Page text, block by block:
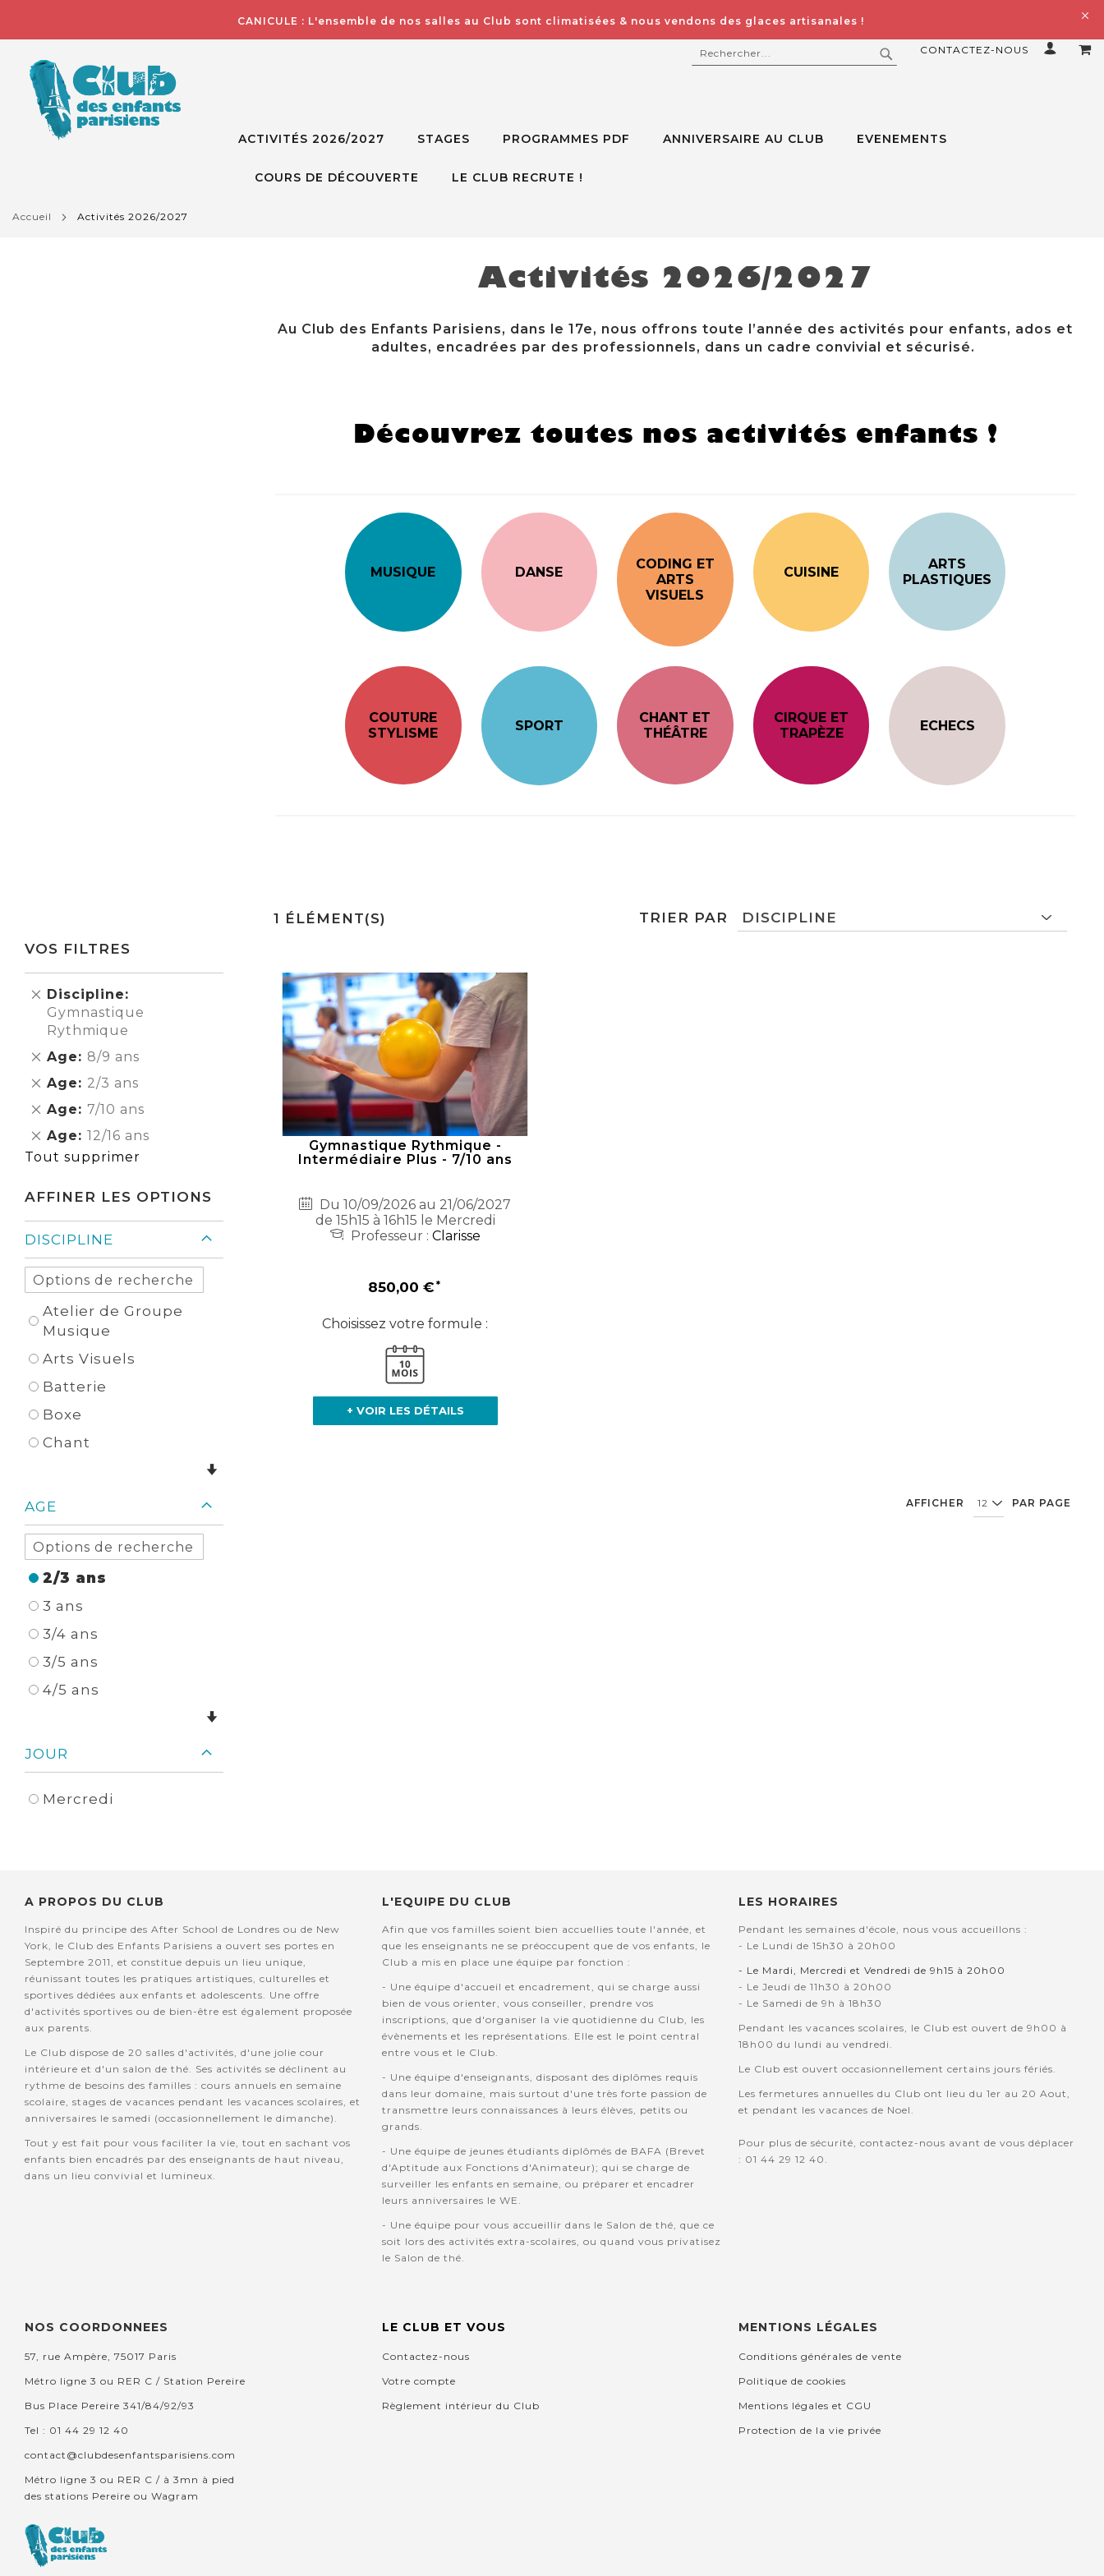
CANICULE : L'ensemble de nos salles au Club sont climatisées & nous vendons des glaces artisanales !
CONTACTEZ-NOUS
RECHERCHER
ACTIVITÉS 2026/2027 STAGES PROGRAMMES PDF ANNIVERSAIRE AU CLUB EVENEMENTS
COURS DE DÉCOUVERTE LE CLUB RECRUTE !
accueil activités 2026/2027
Activités 2026/2027
Au Club des Enfants Parisiens, dans le 17e, nous offrons toute l’année des activités pour enfants, ados et
adultes, encadrées par des professionnels, dans un cadre convivial et sécurisé.
Découvrez toutes nos activités enfants !
MUSIQUE DANSE
CODING ET
ARTS
VISUELS
CUISINE
ARTS
PLASTIQUES
COUTURE
STYLISME
SPORT
CHANT ET
THÉÂTRE
CIRQUE ET
TRAPÈZE
ECHECS
1 ÉLÉMENT(S) TRIER PAR
Gymnastique Rythmique -
Intermédiaire Plus - 7/10 ans
Du 10/09/2026 au 21/06/2027
de 15h15 à 16h15 le Mercredi
Professeur : Clarisse
850,00 €
Choisissez votre formule :
+ VOIR LES DÉTAILS
AFFICHER PAR PAGE
VOS FILTRES
Discipline
Gymnastique
Rythmique
Supprimer
cet
Élément
Age
8/9 ans
Supprimer
Élément
Age 2/3 ans
Supprimer
Élément
Age 7/10 ans
Supprimer
Élément
Age 12/16 ans
Supprimer
cet
Tout supprimer
AFFINER LES OPTIONS
DISCIPLINE
Atelier de Groupe
Musique
Arts Visuels
Batterie
Boxe
Chant
AGE
2/3 ans
3 ans
3/4 ans
3/5 ans
4/5 ans
JOUR
Mercredi
A PROPOS DU CLUB
Inspiré du principe des After School de Londres ou de New
York, le Club des Enfants Parisiens a ouvert ses portes en
Septembre 2011, et constitue depuis un lieu unique,
réunissant toutes les pratiques artistiques, culturelles et
sportives dédiées aux enfants et adolescents. Une offre
d'activités sportives ou de bien-être est également proposée
aux parents.
Le Club dispose de 20 salles d'activités, d'une jolie cour
intérieure et d'un salon de thé. Ses activités se déclinent au
rythme de besoins des familles : cours annuels en semaine
scolaire, stages de vacances pendant les vacances scolaires, et
anniversaires le samedi (occasionnellement le dimanche).
Tout y est fait pour vous faciliter la vie, tout en sachant vos
enfants bien encadrés par des enseignants de haut niveau,
dans un lieu convivial et lumineux.
L'EQUIPE DU CLUB
Afin que vos familles soient bien accuellies toute l'année, et
que les enseignants ne se préoccupent que de vos enfants, le
Club a mis en place une équipe par fonction :
- Une équipe d'accueil et encadrement, qui se charge aussi
bien de vous orienter, vous conseiller, prendre vos
inscriptions, que d'organiser la vie quotidienne du Club, les
évènements et les représentations. Elle est le point central
entre vous et le Club.
- Une équipe d'enseignants, disposant des diplômes requis
dans leur domaine, mais surtout d'une très forte passion de
transmettre leurs connaissances à leurs élèves, petits ou
grands.
- Une équipe de jeunes étudiants diplômés de BAFA (Brevet
d'Aptitude aux Fonctions d'Animateur); qui se charge de
surveiller les enfants en semaine, ou préparer et encadrer
leurs anniversaires le WE.
- Une équipe pour vous accueillir dans le Salon de thé, que ce
soit lors des activités extra-scolaires, ou quand vous privatisez
le Salon de thé.
LES HORAIRES
Pendant les semaines d'école, nous vous accueillons :
- Le Lundi de 15h30 à 20h00
- Le Mardi, Mercredi et Vendredi de 9h15 à 20h00
- Le Jeudi de 11h30 à 20h00
- Le Samedi de 9h à 18h30
Pendant les vacances scolaires, le Club est ouvert de 9h00 à
18h00 du lundi au vendredi.
Le Club est ouvert occasionnellement certains jours fériés.
Les fermetures annuelles du Club ont lieu du 1er au 20 Aout,
et pendant les vacances de Noel.
Pour plus de sécurité, contactez-nous avant de vous déplacer
: 01 44 29 12 40.
NOS COORDONNEES
57, rue Ampère, 75017 Paris
Métro ligne 3 ou RER C / Station Pereire
Bus Place Pereire 341/84/92/93
Tel : 01 44 29 12 40
contact@clubdesenfantsparisiens.com
Métro ligne 3 ou RER C / à 3mn à pied
des stations Pereire ou Wagram
LE CLUB ET VOUS
Contactez-nous
Votre compte
Règlement intérieur du Club
MENTIONS LÉGALES
Conditions générales de vente
Politique de cookies
Mentions légales et CGU
Protection de la vie privée